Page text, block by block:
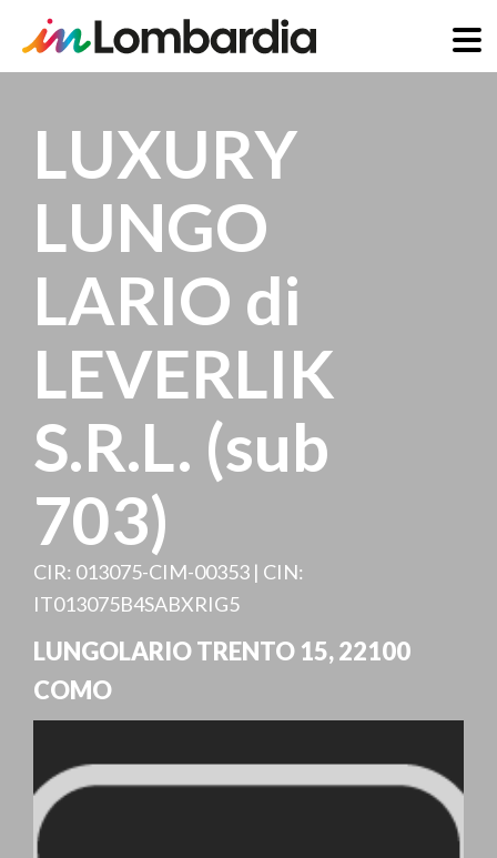
principale
LUXURY
LUNGO
LARIO di
LEVERLIK
S.R.L. (sub
703)
CIR: 013075-CIM-00353 | CIN:
IT013075B4SABXRIG5
LUNGOLARIO TRENTO 15,22100
COMO